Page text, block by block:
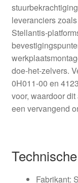
leveranciers
doe‑het‑zelvers.
0H011-00 en
voor, waardoor
een vervangend
Fabrikant: